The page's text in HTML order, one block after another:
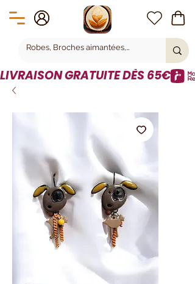
LIVRAISON GRATUITE DÈS 65€